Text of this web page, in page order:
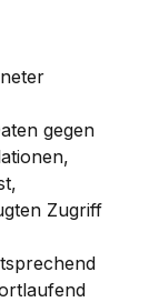
gegen
Zugriff